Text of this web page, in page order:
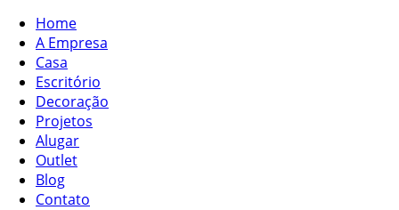
Home
A Empresa
Casa
Escritório
Decoração
Projetos
Alugar
Outlet
Blog
Contato